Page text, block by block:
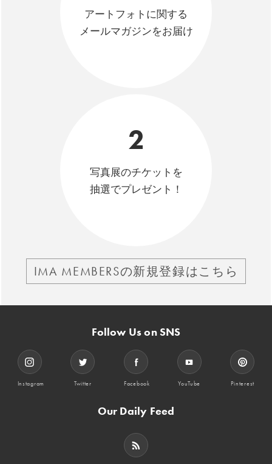
アートフォトに関する
メールマガジンをお届け
2
写真展のチケットを
抽選でプレゼント！
IMA MEMBERSの新規登録はこちら
Follow Us on SNS
Instagram Twitter Facebook YouTube Pinterest
Our Daily Feed